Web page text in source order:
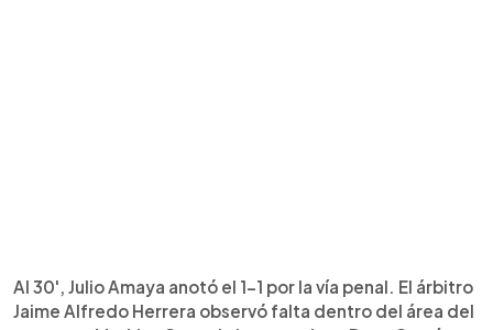
Al 30', Julio Amaya anotó el 1-1 por la vía penal. El árbitro
Jaime Alfredo Herrera observó falta dentro del área del